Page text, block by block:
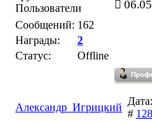
Пользователи
Сообщений: 162
Награды:
2
Статус:
Offline
Александр_Игрицкий
# 128